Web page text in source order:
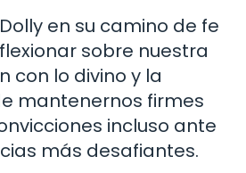
en su camino de fe
sobre nuestra
con lo divino y la
mantenernos firmes
incluso ante
más desafiantes.